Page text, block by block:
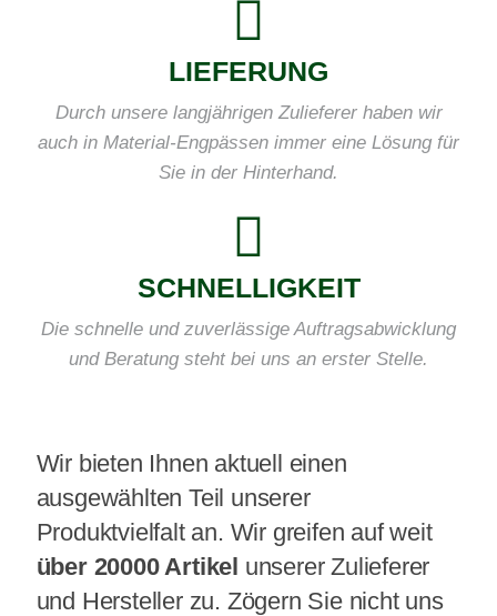
LIEFERUNG
Durch unsere langjährigen Zulieferer haben wir
auch in Material-Engpässen immer eine Lösung für
Sie in der Hinterhand.
SCHNELLIGKEIT
Die schnelle und zuverlässige Auftragsabwicklung
und Beratung steht bei uns an erster Stelle.
Wir bieten Ihnen aktuell einen
ausgewählten Teil unserer
Produktvielfalt an. Wir greifen auf weit
über 20000 Artikel unserer Zulieferer
und Hersteller zu. Zögern Sie nicht uns